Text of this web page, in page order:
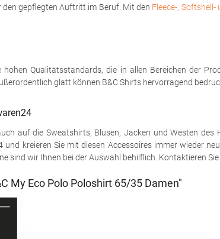
den gepflegten Auftritt im Beruf. Mit den Fleece-, Softshell-
Qualitätsstandards, die in allen Bereichen der
glatt können B&C Shirts hervorragend
auf die Sweatshirts, Blusen, Jacken und Westen
kreieren Sie mit diesen Accessoires immer wieder
sind wir Ihnen bei der Auswahl behilflich. Kontaktieren
My Eco Polo Poloshirt 65/35 Damen"